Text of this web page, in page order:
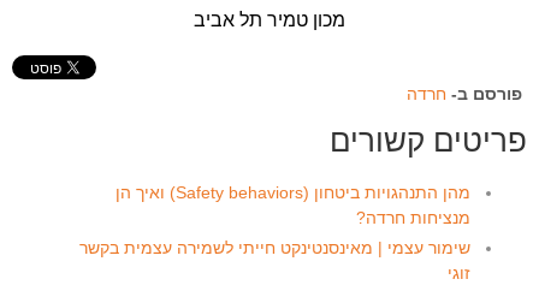
מכון טמיר תל אביב
פורסם ב- חרדה
פריטים קשורים
מהן התנהגויות ביטחון (Safety behaviors) ואיך הן
מנציחות חרדה?
שימור עצמי | מאינסנטינקט חייתי לשמירה עצמית בקשר
זוגי